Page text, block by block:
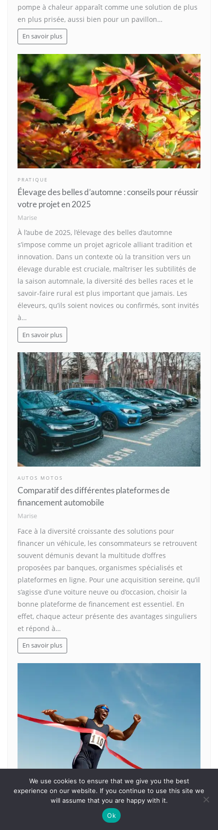
pompe à chaleur apparaît comme une solution de plus
en plus prisée, aussi bien pour un pavillon…
En savoir plus
PRATIQUE
Élevage des belles d’automne : conseils pour réussir
votre projet en 2025
Marise
À l’aube de 2025, l’élevage des belles d’automne
s’impose comme un projet agricole alliant tradition et
innovation. Dans un contexte où la transition vers un
élevage durable est cruciale, maîtriser les subtilités de
la saison automnale, la diversité des belles races et le
savoir-faire rural est plus important que jamais. Les
éleveurs, qu’ils soient novices ou confirmés, sont invités
à…
En savoir plus
AUTOS MOTOS
Comparatif des différentes plateformes de
financement automobile
Marise
Face à la diversité croissante des solutions pour
financer un véhicule, les consommateurs se retrouvent
souvent démunis devant la multitude d’offres
proposées par banques, organismes spécialisés et
plateformes en ligne. Pour une acquisition sereine, qu’il
s’agisse d’une voiture neuve ou d’occasion, choisir la
bonne plateforme de financement est essentiel. En
effet, chaque acteur présente des avantages singuliers
et répond à…
En savoir plus
PRATIQUE
Comment devenir un coach sportif à orly
We use cookies to ensure that we give you the best
experience on our website. If you continue to use this site we
will assume that you are happy with it.
Ok